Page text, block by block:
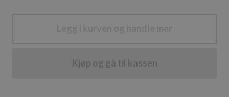
Kjøp og gå til kassen
cie-edit-product-session